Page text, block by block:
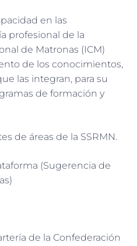
en las
profesional de la
de Matronas (ICM)
de los conocimientos,
las integran, para su
de formación y
de áreas de la SSRMN.
(Sugerencia de
de la Confederación